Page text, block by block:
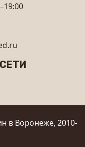
в Воронеже, 2010-